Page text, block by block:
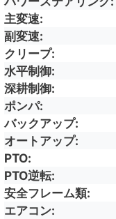
主変速
副変速
クリープ
水平制御
深耕制御
ポンパ
バックアップ
オートアップ
PTO
PTO逆転
安全フレーム類
エアコン